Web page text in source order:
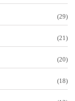
(29)
(21)
(20)
(18)